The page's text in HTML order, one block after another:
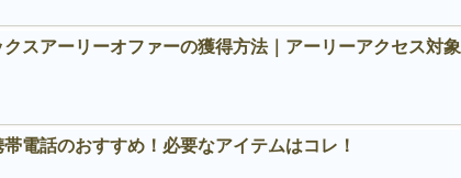
クスアーリーオファーの獲得方法｜アーリーアクセス対象
電話のおすすめ！必要なアイテムはコレ！